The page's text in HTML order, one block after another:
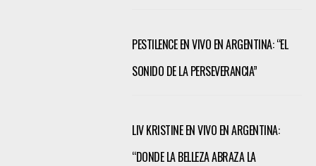
PESTILENCE EN VIVO EN ARGENTINA: “EL
SONIDO DE LA PERSEVERANCIA”
LIV KRISTINE EN VIVO EN ARGENTINA:
“DONDE LA BELLEZA ABRAZA LA